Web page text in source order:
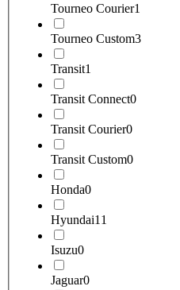
Tourneo Courier1
Tourneo Custom3
Transit1
Transit Connect0
Transit Courier0
Transit Custom0
Honda0
Hyundai11
Isuzu0
Jaguar0